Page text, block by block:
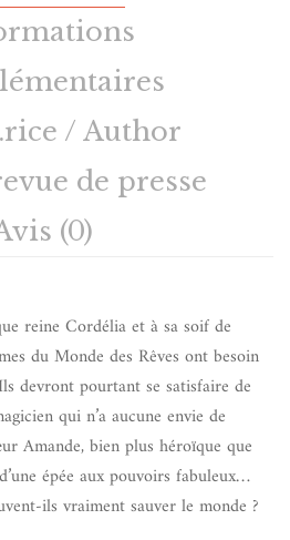
/ Author
de presse
(0)
reine Cordélia et à sa soif de
du Monde des Rêves ont besoin
devront pourtant se satisfaire de
qui n’a aucune envie de
Amande, bien plus héroïque que
épée aux pouvoirs fabuleux…
ils vraiment sauver le monde ?